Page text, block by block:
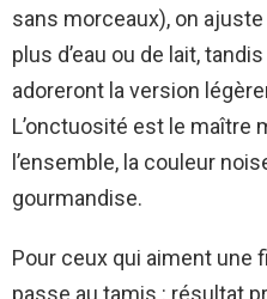
sans morceaux), on
plus d’eau ou de lait,
adoreront la version
L’onctuosité est le maître
l’ensemble, la couleur
gourmandise.
Pour ceux qui aiment une
passe au tamis : résultat